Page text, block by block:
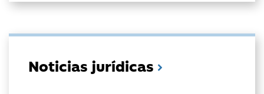
Noticias jurídicas